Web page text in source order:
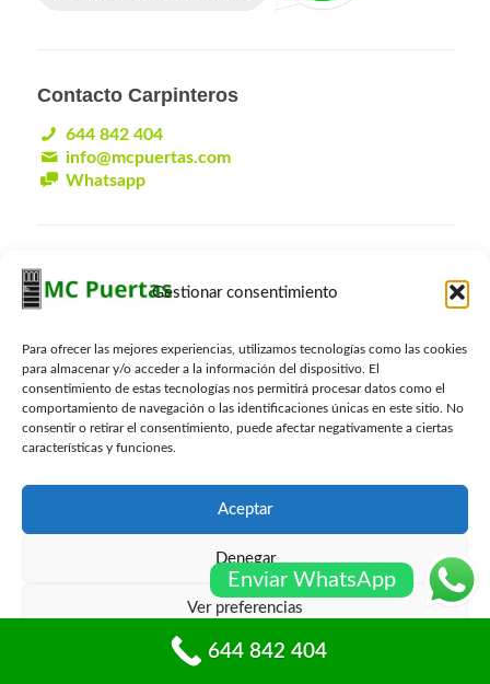
Gestionar consentimiento
Para ofrecer las mejores experiencias, utilizamos tecnologías como las cookies
para almacenar y/o acceder a la información del dispositivo. El
consentimiento de estas tecnologías nos permitirá procesar datos como el
comportamiento de navegación o las identificaciones únicas en este sitio. No
consentir o retirar el consentimiento, puede afectar negativamente a ciertas
características y funciones.
Aceptar
Denegar
Ver preferencias
Política de cookiesPolíticas de privacidad
Contacto Carpinteros
644 842 404
info@mcpuertas.com
Whatsapp
Presupuesto Gratis
Nombre
Email*
Enviar WhatsApp
644 842 404